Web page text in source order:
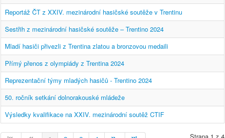
Reportáž ČT z XXIV. mezinárodní hasičské soutěže v Trentinu
Sestřih z mezinárodní hasičské soutěže – Trentino 2024
Mladí hasiči přivezli z Trentina zlatou a bronzovou medaili
Přímý přenos z olympiády z Trentina 2024
Reprezentační týmy mladých hasičů - Trentino 2024
50. ročník setkání dolnorakouské mládeže
Výsledky kvalifikace na XXIV. mezinárodní soutěž CTIF